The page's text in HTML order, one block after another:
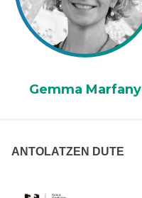
Gemma Marfany
ANTOLATZEN DUTE